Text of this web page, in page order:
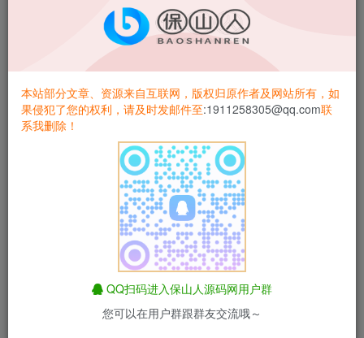
小程序源码 功能说明如下：
新增商家、核销、多多进宝、多多进宝返金币
适用主体: 个人主体和企业主体均可使用,适用范围广泛
链式裂变:好友进贡+ 分享裂变 +跳转引流
盈利能力:激励视频广告+插屏广告+视频广告 =收益神器
兑换商城:支持实物+红包，还有邮费哦,也是一笔不菲的收入
小程序集合模块养猫、广告、商城、拼多多优惠券等一体，
为用户提供了完整的营销策略
需要微擎框架，微擎下载地址
本站部分文章、资源来自互联网，版权归原作者及网站所有，如
果侵犯了您的权利，请及时发邮件至:1911258305@qq.com联
系我删除！
QQ扫码进入保山人源码网用户群
您可以在用户群跟群友交流哦～